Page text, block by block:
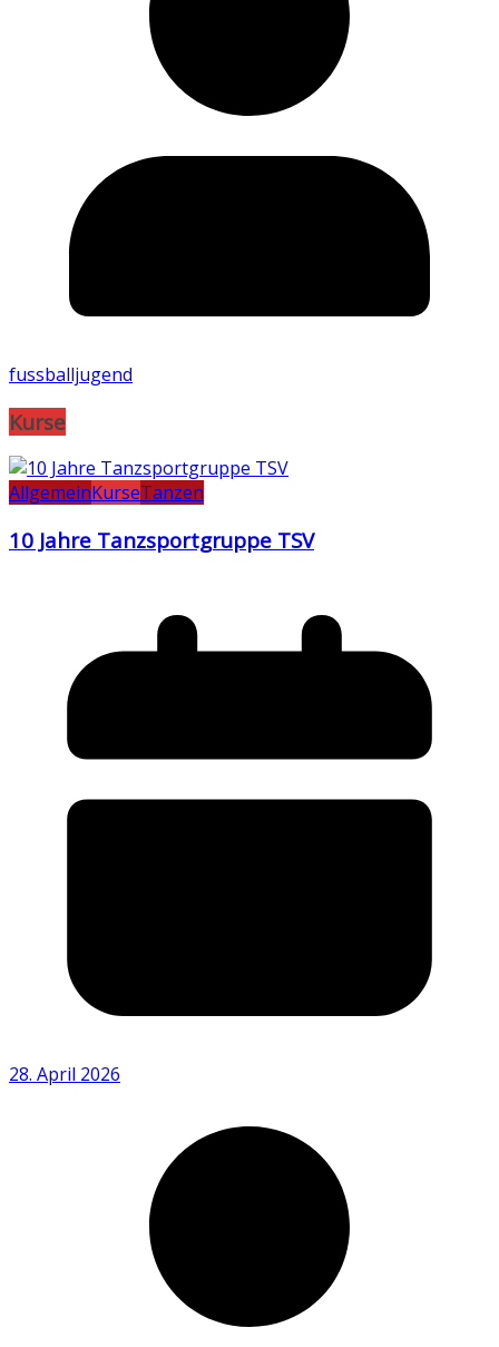
fussballjugend
Kurse
AllgemeinKurseTanzen
10 Jahre Tanzsportgruppe TSV
28. April 2026